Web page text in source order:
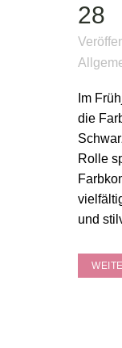
28
Im
die
Rolle
und